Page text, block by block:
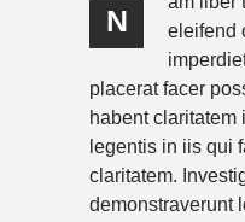
N
eleifend
placerat facer
habent claritatem
legentis in iis qui
claritatem.
demonstraverunt